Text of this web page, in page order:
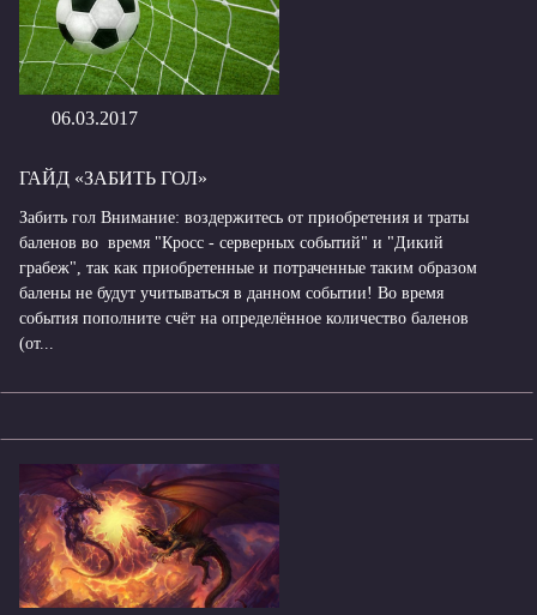
06.03.2017
ГАЙД «ЗАБИТЬ ГОЛ»
Забить гол Внимание: воздержитесь от приобретения и траты
баленов во время "Кросс - серверных событий" и "Дикий
грабеж", так как приобретенные и потраченные таким образом
балены не будут учитываться в данном событии! Во время
события пополните счёт на определённое количество баленов
(от...